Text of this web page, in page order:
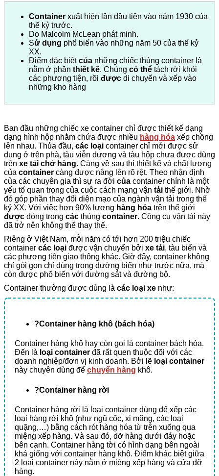
Container xuất hiện lần đầu tiên vào năm 1930 của
thế kỷ trước.
Do Malcolm McLean phát minh.
Sử dụng phổ biến vào những năm 50 của thế kỷ
XX.
Điểm đặc biệtcủa những chiếc thùng container là
nằm ở phần thiết kế. Chúng có thể tách rời khỏi
các phương tiện, rồi được di chuyển và xếp vào
những kho hàng
Ban đầu những chiếc xe container chỉ được thiết kế dạng
dạng hình hộp nhằm chứa được nhiều hàng hóa xếp chồng
lên nhau. Thủa đầu, các loại container chỉ mới được sử
dụng ở trên phà, tàu viễn dương và tàu hộp chưa được dùng
trên xe tải chở hàng. Càng về sau thì thiết kế và chất lượng
của container càng được nâng lên rõ rệt. Theo nhận định
của các chuyên gia thì sự ra đời của container chính là một
yếu tố quan trọng của cuộc cách mạng vận tải thế giới. Nhờ
đó góp phần thay đổi diện mạo của ngành vận tải trong thế
kỷ XX. Với việc hơn 90% lượng hàng hóa trên thế giới
được đóng trong các thùng container. Công cụ vận tải này
đã trở nên không thể thay thế.
Riêng ở Việt Nam, mỗi năm có tới hơn 200 triệu chiếc
container các loại được vận chuyển bởi xe tải, tàu biển và
các phương tiện giao thông khác. Giờ đây, container không
chỉ gói gọn chỉ dùng trong đường biển như trước nữa, mà
còn được phổ biến với đường sắt và đường bộ.
Container thường được dùng là các loại xe như:
?Container hàng khô (bách hóa)
Container hàng khô hay còn gọi là container bách hóa.
Đến là loại container đã rất quen thuộc đối với các
doanh nghiệp/đơn vị kinh doanh. Bởi lẽ loại container
này chuyên dùng để chuyển hàng khô.
?Container hàng rời
Container hàng rời là loại container dùng để xếp các
loại hàng rời khô (như ngũ cốc, xi măng, các loại
quặng,…) bằng cách rót hàng hóa từ trên xuống qua
miệng xếp hàng. Và sau đó, dỡ hàng dưới đáy hoặc
bên cạnh. Container hàng tời có hình dạng bên ngoài
khá giống với container hàng khô. Điểm khác biệt giữa
2 loại container này nằm ở miệng xếp hàng và cửa dỡ
hàng.